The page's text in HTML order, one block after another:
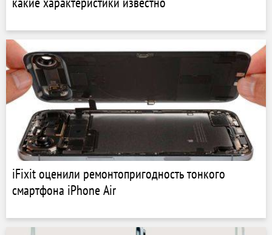
iFixit оценили ремонтопригодность тонкого
смартфона iPhone Air